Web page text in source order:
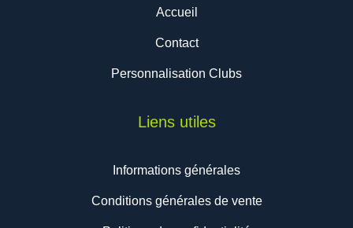
Accueil
Contact
Personnalisation Clubs
Liens utiles
Informations générales
Conditions générales de vente